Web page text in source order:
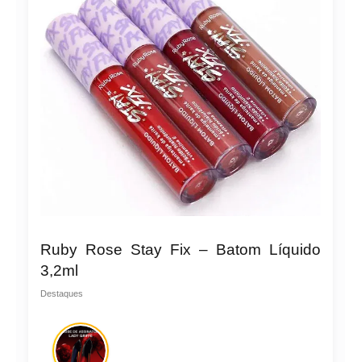
Ruby Rose Stay Fix – Batom Líquido
3,2ml
Destaques